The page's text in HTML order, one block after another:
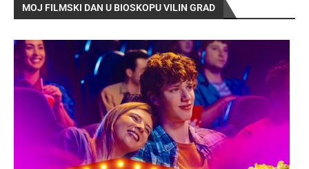
MOJ FILMSKI DAN U BIOSKOPU VILIN GRAD